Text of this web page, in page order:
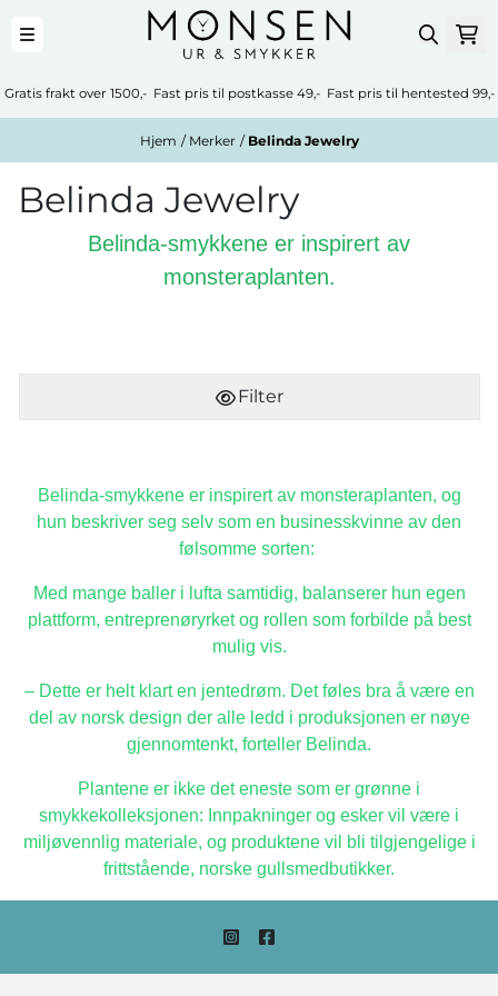
Gratis frakt over 1500,- Fast pris til postkasse 49,- Fast pris til hentested 99,-
Hjem / Merker / Belinda Jewelry
Belinda Jewelry
Belinda-smykkene er inspirert av
monsteraplanten.
Filter
Belinda-smykkene er inspirert av monsteraplanten, og
hun beskriver seg selv som en businesskvinne av den
følsomme sorten:
Med mange baller i lufta samtidig, balanserer hun egen
plattform, entreprenøryrket og rollen som forbilde på best
mulig vis.
– Dette er helt klart en jentedrøm. Det føles bra å være en
del av norsk design der alle ledd i produksjonen er nøye
gjennomtenkt, forteller Belinda.
Plantene er ikke det eneste som er grønne i
smykkekolleksjonen: Innpakninger og esker vil være i
miljøvennlig materiale, og produktene vil bli tilgjengelige i
frittstående, norske gullsmedbutikker.